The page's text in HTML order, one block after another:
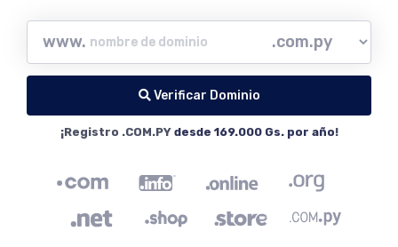
www.
Verificar Dominio
¡Registro .COM.PY desde 169.000 Gs. por año!